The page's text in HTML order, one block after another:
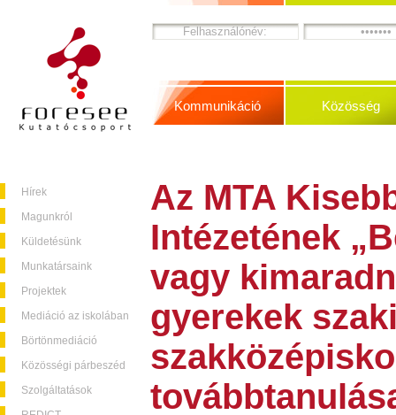
Hírek
Magunkról
Küldetésünk
Munkatársaink
Projektek
Mediáció az iskolában
Börtönmediáció
Közösségi párbeszéd
Szolgáltatások
Kommunikáció Közösség
Az MTA
Intézetének
vagy
gyerekek